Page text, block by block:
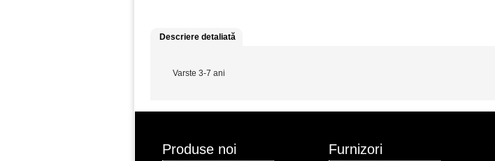
Descriere detaliată
Varste 3-7 ani
Produse noi Furnizori